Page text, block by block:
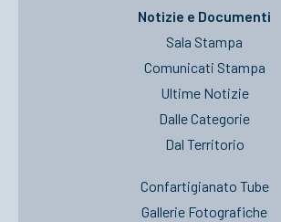
Notizie e Documenti
Sala Stampa
Comunicati Stampa
Ultime Notizie
Dalle Categorie
Dal Territorio
Confartigianato Tube
Gallerie Fotografiche